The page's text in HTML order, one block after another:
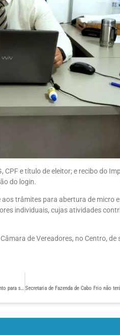
e título de eleitor; e recibo do
do login.
trâmites para abertura de micro
individuais, cujas atividades
de Vereadores, no Centro,
Prefeitura de Cabo Frio vai oferecer treinamento sobre excelência no atendimento para servidores da Secretaria de Fazenda